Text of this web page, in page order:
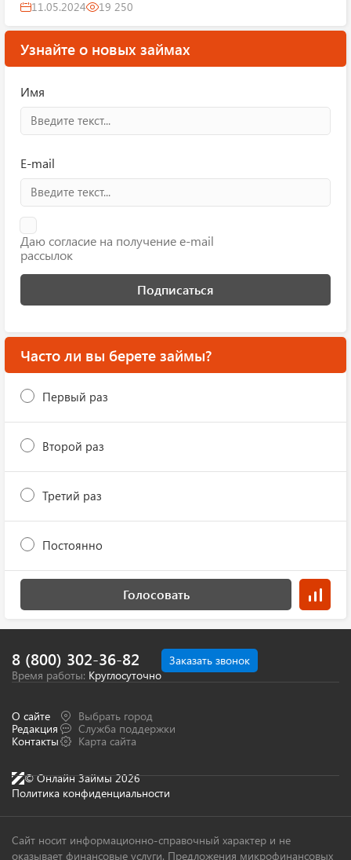
11.05.2024 19 250
Узнайте о новых займах
Имя
E-mail
Даю согласие на получение e-mail
рассылок
Подписаться
Часто ли вы берете займы?
Первый раз
Второй раз
Третий раз
Постоянно
Голосовать
© Онлайн Займы 2026
Политика конфиденциальности
О сайте
Редакция
Контакты
Выбрать город
Служба поддержки
Карта сайта
Заказать звонок
8 (800) 302-36-82
Время работы: Круглосуточно
Сайт носит информационно-справочный характер и не
оказывает финансовые услуги. Предложения микрофинансовых